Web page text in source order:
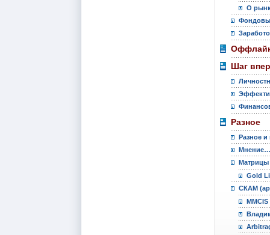
О
Шаг
Разное
Разное и
Мнение…
Матрицы
Gold
СКАМ